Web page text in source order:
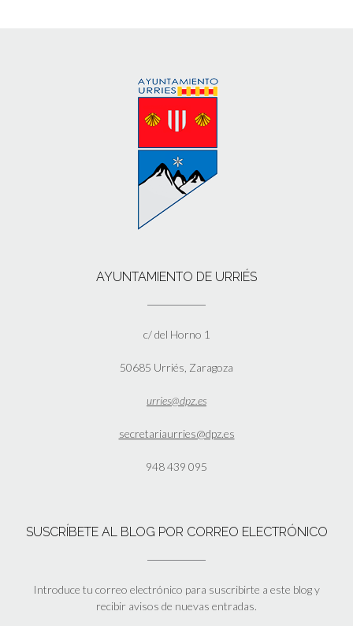
AYUNTAMIENTO DE URRIÉS
c/ del Horno 1
50685 Urriés, Zaragoza
urries@dpz.es
secretariaurries@dpz.es
948 439 095
SUSCRÍBETE AL BLOG POR CORREO ELECTRÓNICO
Introduce tu correo electrónico para suscribirte a este blog y
recibir avisos de nuevas entradas.